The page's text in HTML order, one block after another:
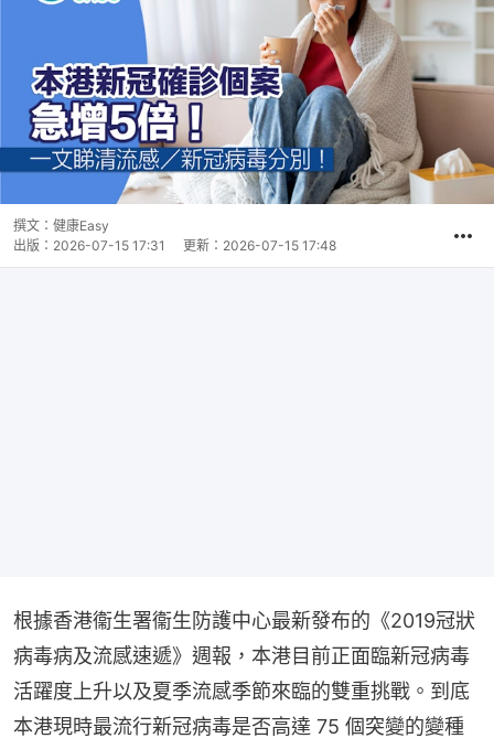
撰文： 健康Easy
出版： 2026-07-15 17:31 更新： 2026-07-15 17:48
根據香港衞生署衞生防護中心最新發布的《2019冠狀
病毒病及流感速遞》週報，本港目前正面臨新冠病毒
活躍度上升以及夏季流感季節來臨的雙重挑戰。到底
本港現時最流行新冠病毒是否高達 75 個突變的變種